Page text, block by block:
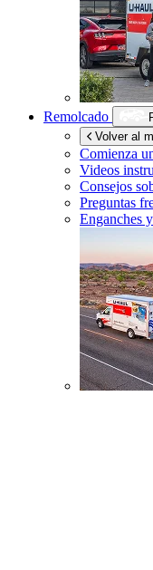
Remolcado
Volver al
Comienza
Videos
Consejos
Preguntas
Enganches